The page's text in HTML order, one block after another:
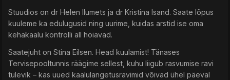
Stuudios on dr Helen Ilumets ja dr Kristina Isand. Saate lõpus
kuuleme ka edulugusid ning uurime, kuidas arstid ise oma
kehakaalu kontrolli all hoiavad.
Saatejuht on Stina Eilsen. Head kuulamist! Tänases
Tervisepooltunnis räägime sellest, kuhu liigub rasvumise ravi
tulevik – kas uued kaalulangetusravimid võivad ühel päeval